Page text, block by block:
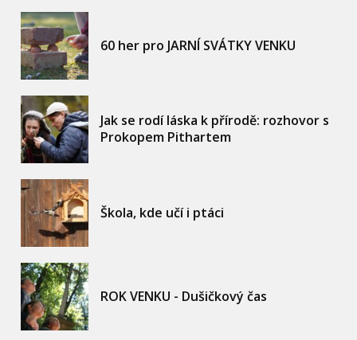
60 her pro JARNÍ SVÁTKY VENKU
Jak se rodí láska k přírodě: rozhovor s
Prokopem Pithartem
Škola, kde učí i ptáci
ROK VENKU - Dušičkový čas